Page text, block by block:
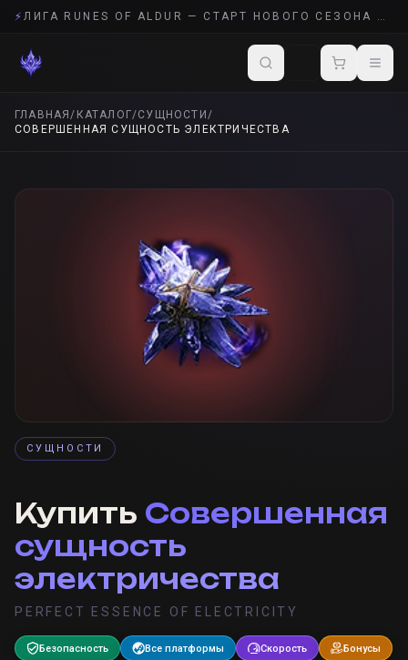
⚡ ЛИГА RUNES OF ALDUR — СТАРТ НОВОГО СЕЗОНА POE 2
ГЛАВНАЯ/ КАТАЛОГ/СУЩНОСТИ /
СОВЕРШЕННАЯ СУЩНОСТЬ ЭЛЕКТРИЧЕСТВА
СУЩНОСТИ
Купить Совершенная
сущность
электричества
PERFECT ESSENCE OF ELECTRICITY
Безопасность Все платформы Скорость Бонусы